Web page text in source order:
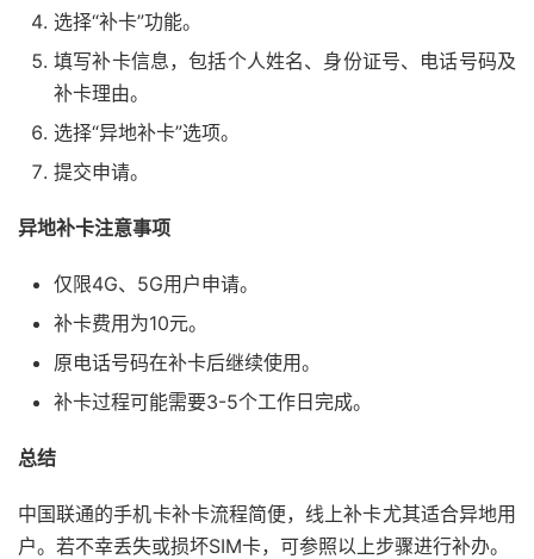
选择“补卡”功能。
填写补卡信息，包括个人姓名、身份证号、电话号码及
补卡理由。
选择“异地补卡”选项。
提交申请。
异地补卡注意事项
仅限4G、5G用户申请。
补卡费用为10元。
原电话号码在补卡后继续使用。
补卡过程可能需要3-5个工作日完成。
总结
中国联通的手机卡补卡流程简便，线上补卡尤其适合异地用
户。若不幸丢失或损坏SIM卡，可参照以上步骤进行补办。